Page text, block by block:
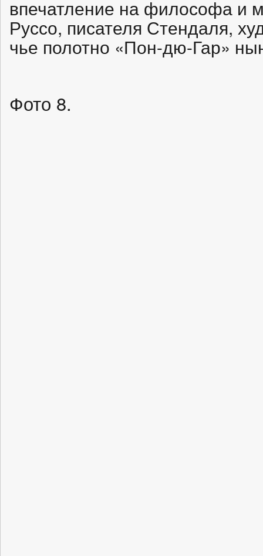
впечатление на философа и
Руссо, писателя Стендаля,
чье полотно «Пон-дю-Гар»
Фото 8.